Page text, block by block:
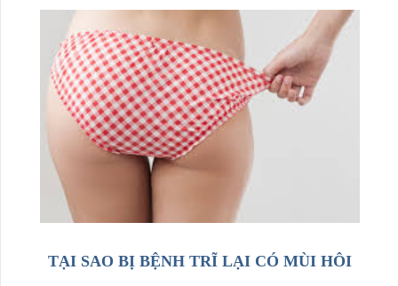
TẠI SAO BỊ BỆNH TRĨ LẠI CÓ MÙI HÔI